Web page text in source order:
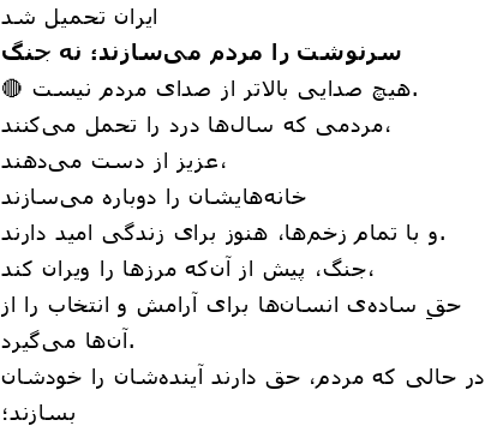
ایران تحمیل شد
سرنوشت را مردم می‌سازند؛ نه جنگ
🔴 هیچ صدایی بالاتر از صدای مردم نیست.
مردمی که سال‌ها درد را تحمل می‌کنند،
عزیز از دست می‌دهند،
خانه‌هایشان را دوباره می‌سازند
و با تمام زخم‌ها، هنوز برای زندگی امید دارند.
جنگ، پیش از آن‌که مرزها را ویران کند،
حقِ ساده‌ی انسان‌ها برای آرامش و انتخاب را از
آن‌ها می‌گیرد.
در حالی که مردم، حق دارند آینده‌شان را خودشان
بسازند؛